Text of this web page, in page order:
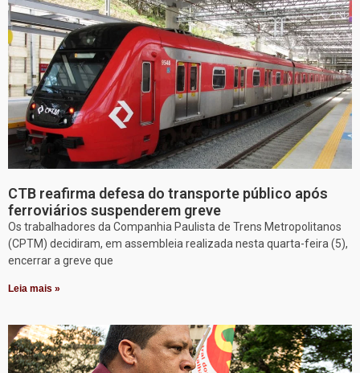
CTB reafirma defesa do transporte público após
ferroviários suspenderem greve
Os trabalhadores da Companhia Paulista de Trens Metropolitanos
(CPTM) decidiram, em assembleia realizada nesta quarta-feira (5),
encerrar a greve que
Leia mais »